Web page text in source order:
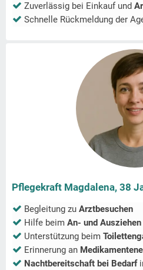
Zuverlässig bei Einkauf und
Schnelle Rückmeldung der
Pflegekraft Magdalena, 38
Begleitung zu Arztbesuchen
Hilfe beim An- und Ausziehen
Unterstützung beim
Erinnerung an
Nachtbereitschaft bei Bedarf